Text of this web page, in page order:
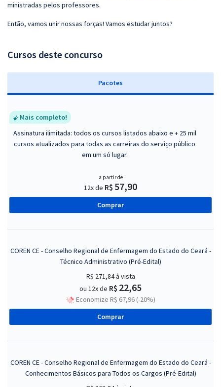
ministradas pelos professores.
Então, vamos unir nossas forças! Vamos estudar juntos?
Cursos deste concurso
Pacotes
Mais completo!
Assinatura ilimitada: todos os cursos listados abaixo e + 25 mil
cursos atualizados para todas as carreiras do serviço público
em um só lugar.
a partir de
12x de R$ 57,90
Comprar
COREN CE - Conselho Regional de Enfermagem do Estado do Ceará -
Técnico Administrativo (Pré-Edital)
R$ 271,84à vista
ou 12x de R$ 22,65
Economize R$ 67,96 (-20%)
Comprar
COREN CE - Conselho Regional de Enfermagem do Estado do Ceará -
Conhecimentos Básicos para Todos os Cargos (Pré-Edital)